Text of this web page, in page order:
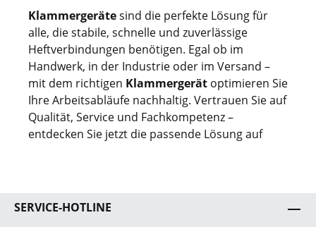
Klammergerätesind die perfekte Lösung für
alle, die stabile, schnelle und zuverlässige
Heftverbindungen benötigen. Egal ob im
Handwerk, in der Industrie oder im Versand –
mit dem richtigen Klammergerät optimieren Sie
Ihre Arbeitsabläufe nachhaltig. Vertrauen Sie auf
Qualität, Service und Fachkompetenz –
entdecken Sie jetzt die passende Lösung auf
SERVICE-HOTLINE